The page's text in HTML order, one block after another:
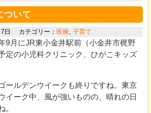
ついて
7日 カテゴリー： 医療 子育て
9月にJR東小金井駅前（小金井市梶野
定の小児科クリニック、ひがこキッズ
ールデンウイークも終りですね。東京
イーク中、風が強いものの、晴れの日
。